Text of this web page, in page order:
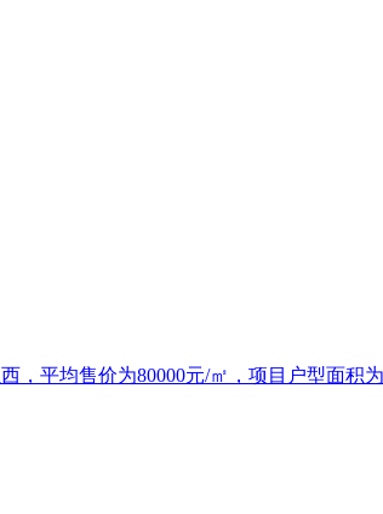
平均售价为80000元/㎡，项目户型面积